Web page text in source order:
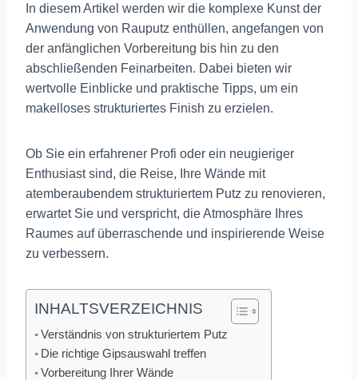
In diesem Artikel werden wir die komplexe Kunst der
Anwendung von Rauputz enthüllen, angefangen von
der anfänglichen Vorbereitung bis hin zu den
abschließenden Feinarbeiten. Dabei bieten wir
wertvolle Einblicke und praktische Tipps, um ein
makelloses strukturiertes Finish zu erzielen.
Ob Sie ein erfahrener Profi oder ein neugieriger
Enthusiast sind, die Reise, Ihre Wände mit
atemberaubendem strukturiertem Putz zu renovieren,
erwartet Sie und verspricht, die Atmosphäre Ihres
Raumes auf überraschende und inspirierende Weise
zu verbessern.
INHALTSVERZEICHNIS
Verständnis von strukturiertem Putz
Die richtige Gipsauswahl treffen
Vorbereitung Ihrer Wände